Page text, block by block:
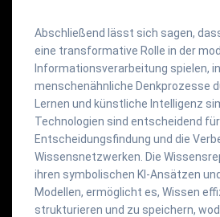
Abschließend lässt sich sagen,
eine transformative Rolle in der
Informationsverarbeitung spielen,
menschenähnliche Denkprozesse
Lernen und künstliche Intelligenz
Technologien sind entscheidend
Entscheidungsfindung und die
Wissensnetzwerken. Die
ihren symbolischen KI-Ansätzen
Modellen, ermöglicht es, Wissen
strukturieren und zu speichern,